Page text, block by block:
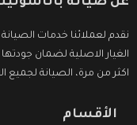
نقدم لعملائنا خدمات
الغيار الاصلية لضمان
اكثر من مرة، الصيانة لجميع
الأقسام